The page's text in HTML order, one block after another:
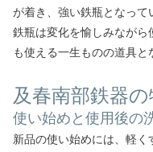
が着き、強い鉄瓶となって
鉄瓶は変化を愉しみなが
も使える一生ものの道具と
及春南部鉄器
使い始めと使用後の
新品の使い始めには、軽